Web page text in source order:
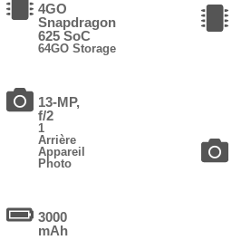
4GO
Snapdragon
625 SoC
64GO Storage
13-MP,
f/2
1
Arrière
Appareil
Photo
3000
mAh